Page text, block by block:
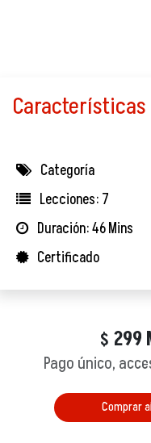
Categoría
Lecciones: 7
Duración: 46 Mins
Certificado
$ 299
Pago único,
Comprar